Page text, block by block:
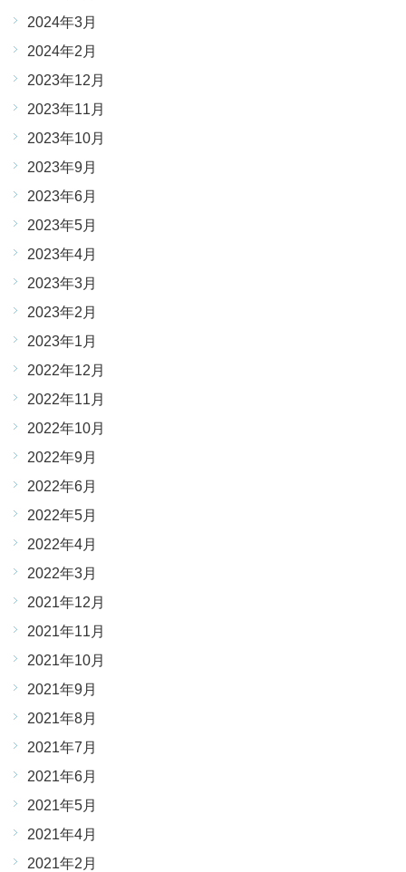
2024年3月
2024年2月
2023年12月
2023年11月
2023年10月
2023年9月
2023年6月
2023年5月
2023年4月
2023年3月
2023年2月
2023年1月
2022年12月
2022年11月
2022年10月
2022年9月
2022年6月
2022年5月
2022年4月
2022年3月
2021年12月
2021年11月
2021年10月
2021年9月
2021年8月
2021年7月
2021年6月
2021年5月
2021年4月
2021年2月